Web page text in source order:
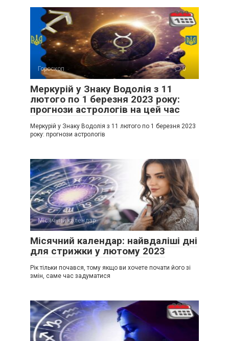
Гороскоп 0
Меркурій у Знаку Водолія з 11
лютого по 1 березня 2023 року:
прогнози астрологів на цей час
Меркурій у Знаку Водолія з 11 лютого по 1 березня 2023
року: прогнози астрологів
Місячний календар 0
Місячний календар: найвдаліші дні
для стрижки у лютому 2023
Рік тільки почався, тому якщо ви хочете почати його зі
змін, саме час задуматися